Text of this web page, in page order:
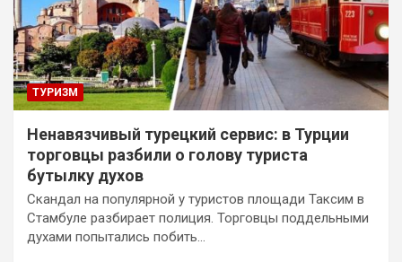
ТУРИЗМ
Ненавязчивый турецкий сервис: в Турции
торговцы разбили о голову туриста
бутылку духов
Скандал на популярной у туристов площади Таксим в
Стамбуле разбирает полиция. Торговцы поддельными
духами попытались побить…